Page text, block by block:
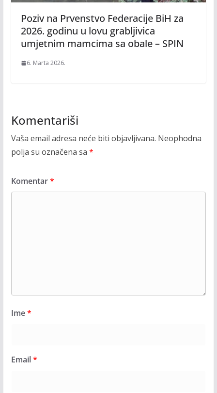
Poziv na Prvenstvo Federacije BiH za
2026. godinu u lovu grabljivica
umjetnim mamcima sa obale – SPIN
6. Marta 2026.
Komentariši
Vaša email adresa neće biti objavljivana. Neophodna
polja su označena sa *
Komentar*
Ime*
Email*